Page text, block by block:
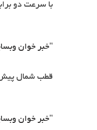
با سرعت دو
"خبر خوان
قطب شمال پیش از این به
"خبر خوان